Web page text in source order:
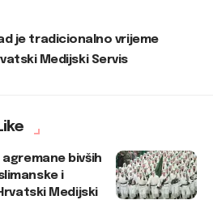
je tradicionalno vrijeme
Medijski Servis
bivših
i
Medijski